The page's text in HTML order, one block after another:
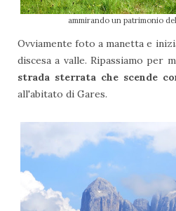
ammirando un patrimonio
Ovviamente foto a manetta e
discesa a valle. Ripassiamo per
strada sterrata che scende
all'abitato di Gares.